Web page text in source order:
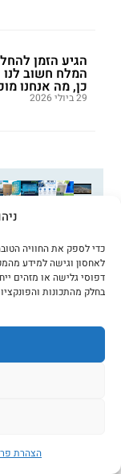
לאחסון וגישה למידע
דפוסי גלישה או מזהים
בחלק מהתכונות
הצהרת
הגיע הזמן
המלח חשוב לנו
כן, מה אנחנו
29 ביולי 2026